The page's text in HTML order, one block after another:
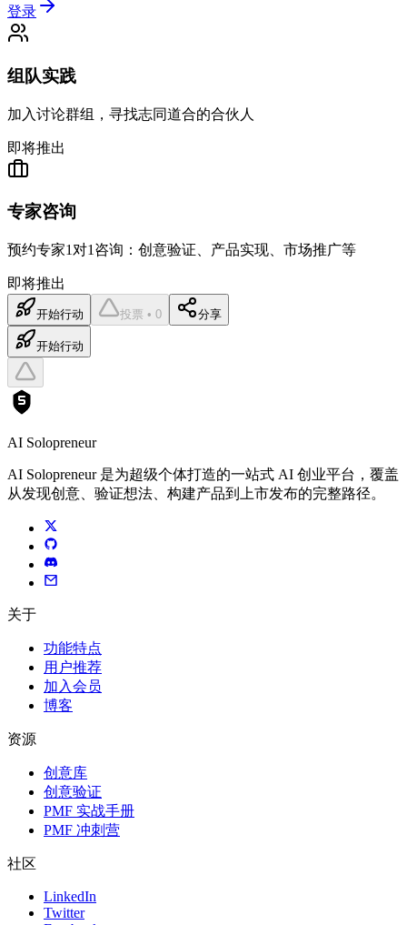
登录
组队实践
加入讨论群组，寻找志同道合的合伙人
即将推出
专家咨询
预约专家1对1咨询：创意验证、产品实现、市场推广等
即将推出
开始行动 投票 • 0 分享
开始行动
AI Solopreneur
AI Solopreneur 是为超级个体打造的一站式 AI 创业平台，覆盖
从发现创意、验证想法、构建产品到上市发布的完整路径。
关于
功能特点
用户推荐
加入会员
博客
资源
创意库
创意验证
PMF 实战手册
PMF 冲刺营
社区
LinkedIn
Twitter